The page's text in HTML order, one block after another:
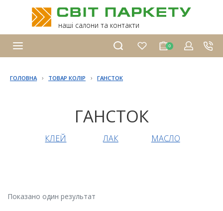
наші салони та контакти
0
ГОЛОВНА › ТОВАР КОЛІР › ГАНСТОК
ГАНСТОК
КЛЕЙ ЛАК МАСЛО
Показано один результат